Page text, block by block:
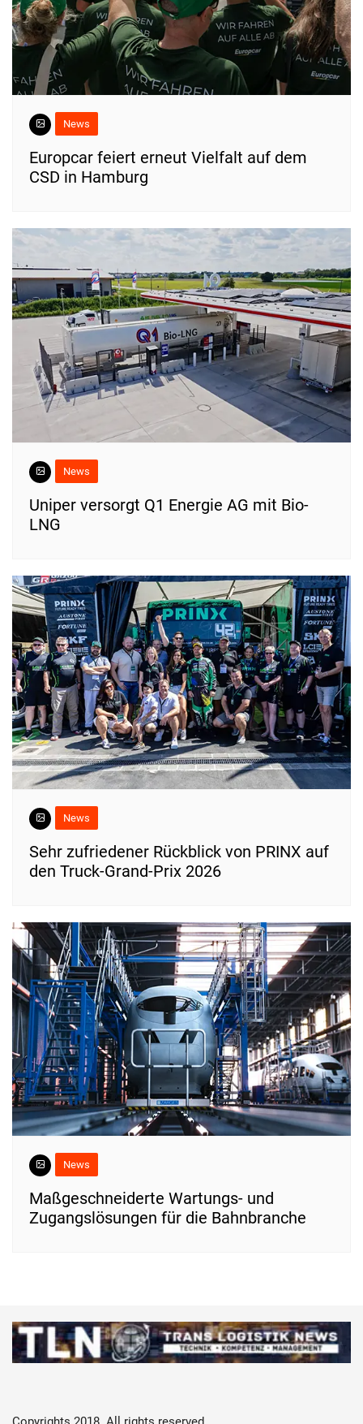
News
Europcar feiert erneut Vielfalt auf dem
CSD in Hamburg
News
Uniper versorgt Q1 Energie AG mit Bio-
LNG
News
Sehr zufriedener Rückblick von PRINX auf
den Truck-Grand-Prix 2026
News
Maßgeschneiderte Wartungs- und
Zugangslösungen für die Bahnbranche